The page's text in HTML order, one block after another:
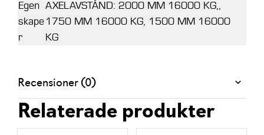
Egen
skape
r
AXELAVSTÅND: 2000 MM 16000 KG,,
1750 MM 16000 KG, 1500 MM 16000
KG
Recensioner (0)
Relaterade produkter